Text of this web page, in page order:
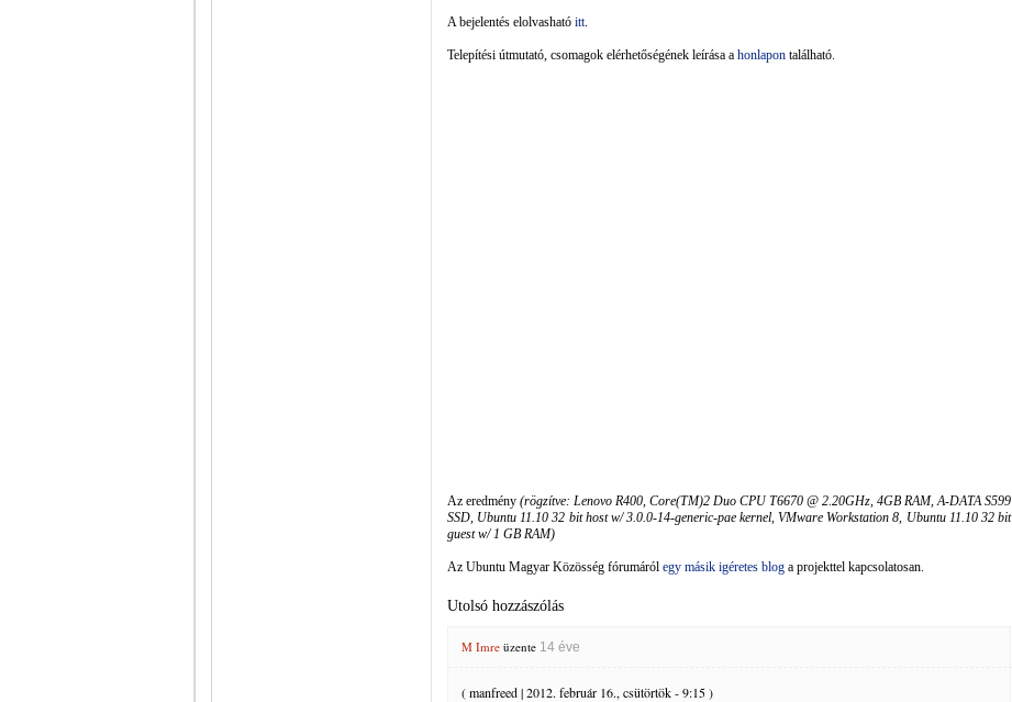
A bejelentés elolvasható itt.
Telepítési útmutató, csomagok elérhetőségének leírása a honlapon található.
Az eredmény (rögzítve: Lenovo R400, Core(TM)2 Duo CPU T6670 @ 2.20GHz, 4GB RAM, A-DATA S599
SSD, Ubuntu 11.10 32 bit host w/ 3.0.0-14-generic-pae kernel, VMware Workstation 8, Ubuntu 11.10 32 bit
guest w/ 1 GB RAM)
Az Ubuntu Magyar Közösség fórumáról egy másik igéretes blog a projekttel kapcsolatosan.
Utolsó hozzászólás
M Imre üzente 14 éve
( manfreed | 2012. február 16., csütörtök - 9:15 )